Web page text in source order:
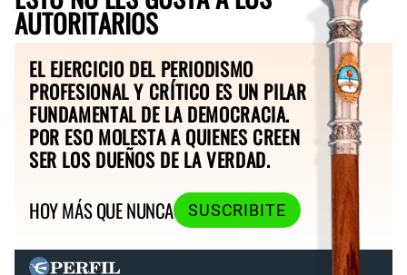
AUTORITARIOS
EL EJERCICIO DEL PERIODISMO
PROFESIONAL Y CRÍTICO ES UN PILAR
FUNDAMENTAL DE LA DEMOCRACIA.
POR ESO MOLESTA A QUIENES CREEN
SER LOS DUEÑOS DE LA VERDAD.
HOY MÁS QUE NUNCA
SUSCRIBITE